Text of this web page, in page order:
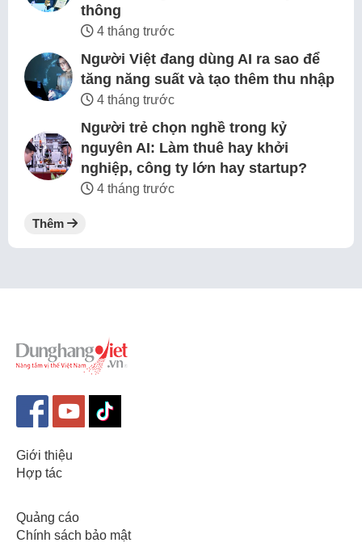
thông
4 tháng trước
Người Việt đang dùng AI ra sao để
tăng năng suất và tạo thêm thu nhập
4 tháng trước
Người trẻ chọn nghề trong kỷ
nguyên AI: Làm thuê hay khởi
nghiệp, công ty lớn hay startup?
4 tháng trước
Thêm
Giới thiệu
Hợp tác
Quảng cáo
Chính sách bảo mật